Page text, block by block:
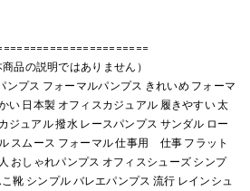
品の説明ではありません）
ンプス フォーマルパンプス きれいめ フォーマ
い 日本製 オフィスカジュアル 履きやすい 太
ジュアル 撥水 レースパンプス サンダル ロー
スムース フォーマル 仕事用 仕事 フラット
おしゃれパンプス オフィスシューズ シンプ
靴 シンプル バレエパンプス 流行 レインシュ